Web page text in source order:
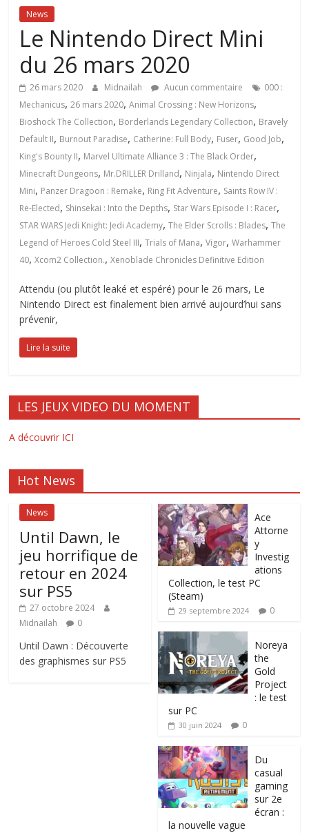
News
Le Nintendo Direct Mini
du 26 mars 2020
26 mars 2020 Midnailah Aucun commentaire
000 :
Mechanicus,26 mars 2020,Animal Crossing : New Horizons,
Bioshock The Collection, Borderlands Legendary Collection, Bravely
Default II, Burnout Paradise, Catherine: Full Body, Fuser, Good Job,
King's Bounty II, Marvel Ultimate Alliance 3 : The Black Order,
Minecraft Dungeons, Mr.DRILLER Drilland, Ninjala, Nintendo Direct
Mini, Panzer Dragoon : Remake, Ring Fit Adventure, Saints Row IV :
Re-Elected, Shinsekai : Into the Depths, Star Wars Episode I : Racer,
STAR WARS Jedi Knight: Jedi Academy,The Elder Scrolls : Blades,The
Legend of Heroes Cold Steel III,Trials of Mana,Vigor,Warhammer
40,Xcom2 Collection.,Xenoblade Chronicles Definitive Edition
Attendu (ou plutôt leaké et espéré) pour le 26 mars, Le
Nintendo Direct est finalement bien arrivé aujourd’hui sans
prévenir,
Lire la suite
LES JEUX VIDEO DU MOMENT
A découvrir ICI
Hot News
News
Until Dawn, le
jeu horrifique de
retour en 2024
sur PS5
27 octobre 2024
Midnailah
0
Until Dawn : Découverte
des graphismes sur PS5
Ace
Attorne
y
Investig
ations
Collection, le test PC
(Steam)
29 septembre 2024 0
Noreya
the
Gold
Project
: le test
sur PC
30 juin 2024 0
Du
casual
gaming
sur 2e
écran :
la nouvelle vague